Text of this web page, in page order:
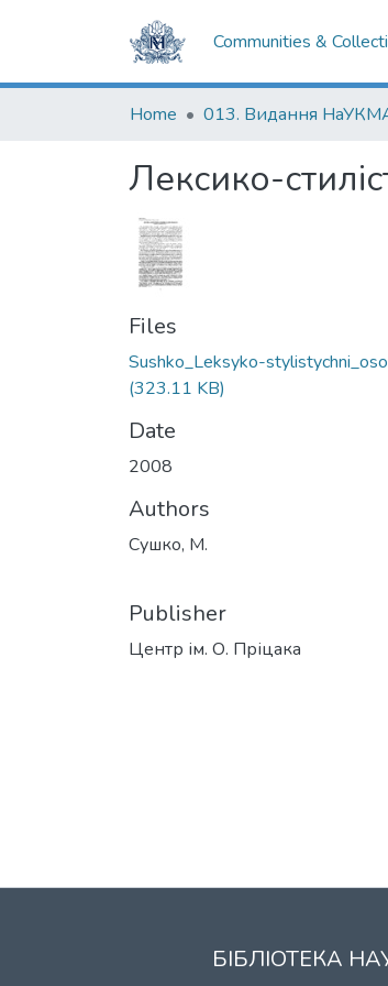
Communities &
Home 013. Видання
Лексико-
Files
Sushko_Leksyko-
(323.11 KB)
Date
2008
Authors
Сушко, М.
Publisher
Центр ім. О. Пріцака
БІБЛІОТЕКА